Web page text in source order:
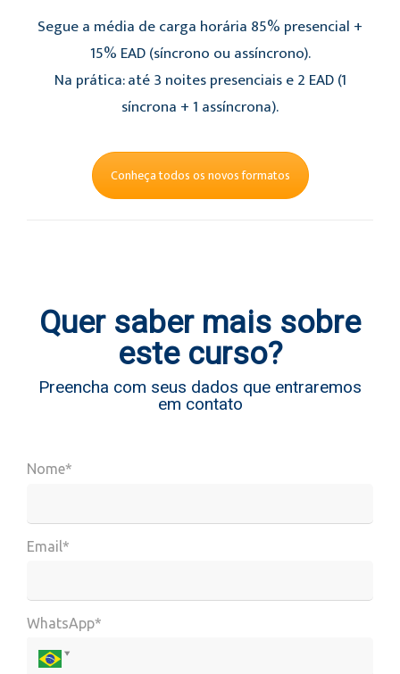
Segue a média de carga horária 85% presencial +
15% EAD (síncrono ou assíncrono).
Na prática: até 3 noites presenciais e 2 EAD (1
síncrona + 1 assíncrona).
Conheça todos os novos formatos
Quer saber mais sobre
este curso?
Preencha com seus dados que entraremos
em contato
Nome*
Email*
WhatsApp*